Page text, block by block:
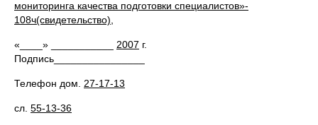
мониторинга качества подготовки специалистов»-
108ч(свидетельство),
«____» ___________ 2007 г.
Подпись________________
Телефон дом. 27-17-13
сл. 55-13-36